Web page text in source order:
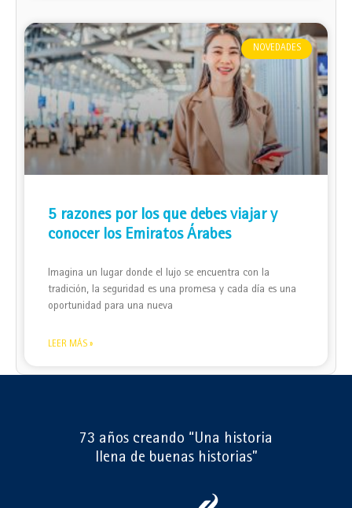
NOVEDADES
5 razones por los que debes viajar y
conocer los Emiratos Árabes
Imagina un lugar donde el lujo se encuentra con la
tradición, la seguridad es una promesa y cada día es una
oportunidad para una nueva
LEER MÁS »
73 años creando “Una historia
llena de buenas historias”